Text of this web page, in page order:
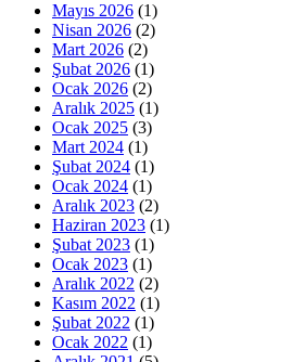
Mayıs 2026 (1)
Nisan 2026 (2)
Mart 2026 (2)
Şubat 2026 (1)
Ocak 2026 (2)
Aralık 2025 (1)
Ocak 2025 (3)
Mart 2024 (1)
Şubat 2024 (1)
Ocak 2024 (1)
Aralık 2023 (2)
Haziran 2023 (1)
Şubat 2023 (1)
Ocak 2023 (1)
Aralık 2022 (2)
Kasım 2022 (1)
Şubat 2022 (1)
Ocak 2022 (1)